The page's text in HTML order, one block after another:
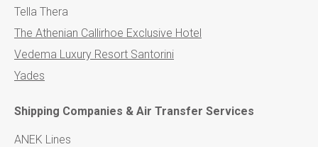
Tella Thera
The Athenian Callirhoe Exclusive Hotel
Vedema Luxury Resort Santorini
Yades
Shipping Companies & Air Transfer Services
AΝΕΚ Lines